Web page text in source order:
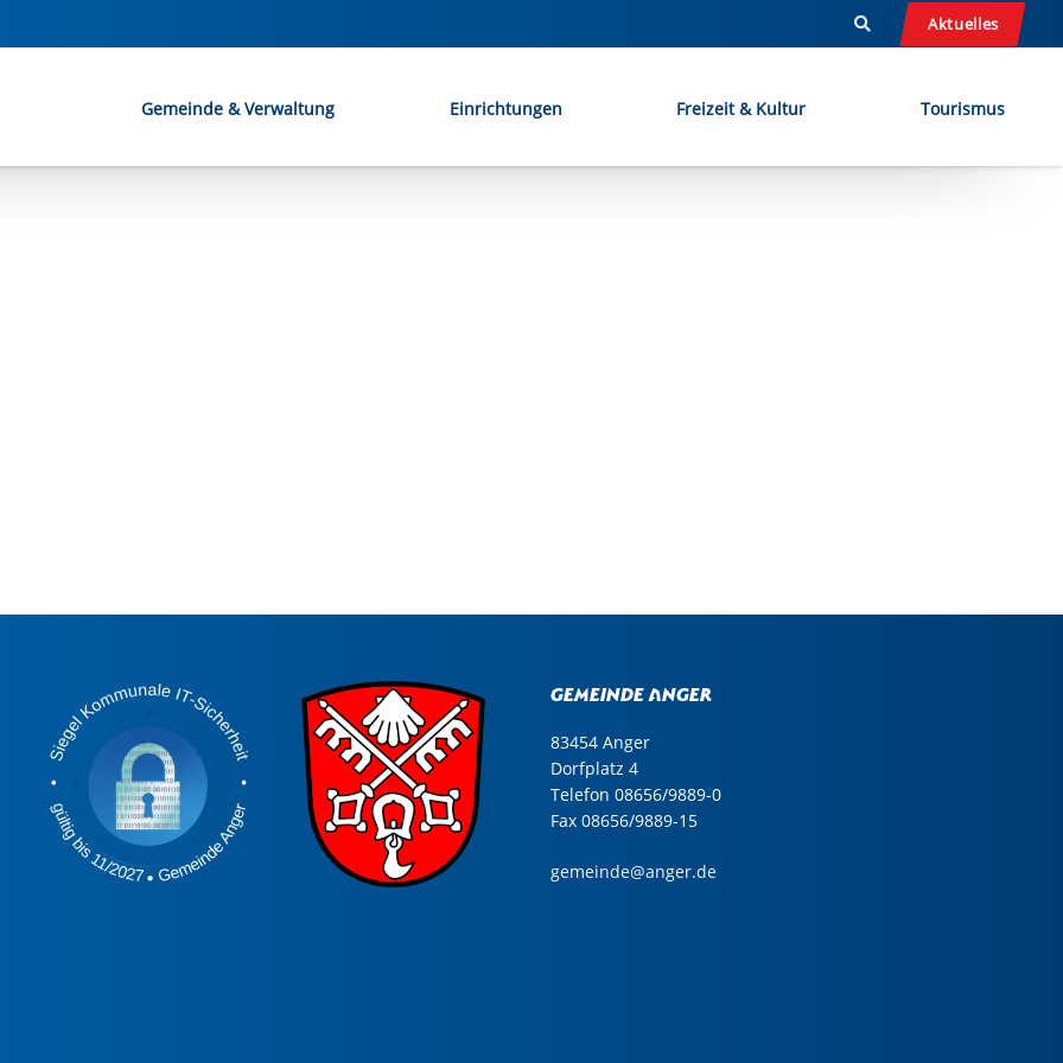
Aktuelles
Gemeinde & Verwaltung Einrichtungen Freizeit & Kultur Tourismus
Gemeinde Anger
83454 Anger
Dorfplatz 4
Telefon 08656/9889-0
Fax 08656/9889-15
gemeinde@anger.de